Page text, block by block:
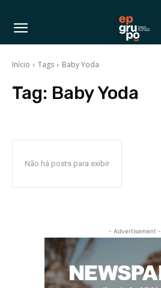
Início Tags Baby Yoda
Tag: Baby Yoda
Não há posts para exibir
- Advertisement -